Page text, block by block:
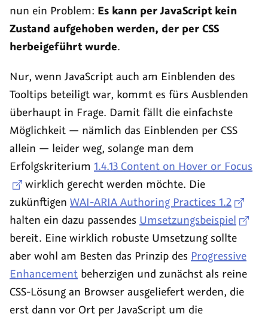
nun ein Problem: Es kann per JavaScript kein
Zustand aufgehoben werden, der per CSS
herbeigeführt wurde.
Nur, wenn JavaScript auch am Einblenden des
Tooltips beteiligt war, kommt es fürs Ausblenden
überhaupt in Frage. Damit fällt die einfachste
Möglichkeit — nämlich das Einblenden per CSS
allein — leider weg, solange man dem
Erfolgskriterium 1.4.13 Content on Hover or Focus
wirklich gerecht werden möchte. Die
zukünftigen WAI-ARIA Authoring Practices 1.2
halten ein dazu passendes Umsetzungsbeispiel
bereit. Eine wirklich robuste Umsetzung sollte
aber wohl am Besten das Prinzip des Progressive
Enhancement beherzigen und zunächst als reine
CSS-Lösung an Browser ausgeliefert werden, die
erst dann vor Ort per JavaScript um die